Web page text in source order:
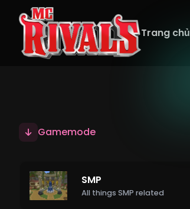
Trang chủ
Gamemode
SMP
All things SMP related